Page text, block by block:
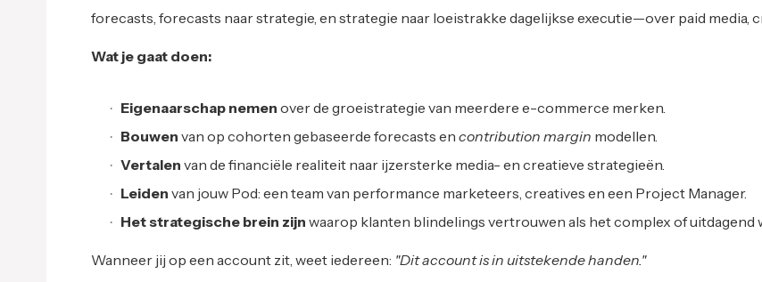
forecasts, forecasts naar strategie, en strategie naar loeistrakke dagelijkse executie—over paid media,
Wat je gaat doen:
Eigenaarschap nemen over de groeistrategie van meerdere e-commerce merken.
Bouwen van op cohorten gebaseerde forecasts en contribution margin modellen.
Vertalen van de financiële realiteit naar ijzersterke media- en creatieve strategieën.
Leiden van jouw Pod: een team van performance marketeers, creatives en een Project Manager.
Het strategische brein zijn waarop klanten blindelings vertrouwen als het complex of uitdagend
Wanneer jij op een account zit, weet iedereen: "Dit account is in uitstekende handen."